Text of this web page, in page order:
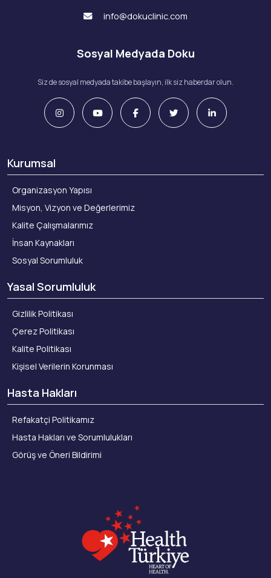
info@dokuclinic.com
Sosyal Medyada Doku
Siz de sosyal medyada takibe başlayın, ilk siz haberdar olun.
Kurumsal
Organizasyon Yapısı
Misyon, Vizyon ve Değerlerimiz
Kalite Çalışmalarımız
İnsan Kaynakları
Sosyal Sorumluluk
Yasal Sorumluluk
Gizlilik Politikası
Çerez Politikası
Kalite Politikası
Kişisel Verilerin Korunması
Hasta Hakları
Refakatçi Politikamız
Hasta Hakları ve Sorumlulukları
Görüş ve Öneri Bildirimi